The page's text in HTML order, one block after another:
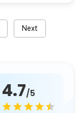
Next
4.7/5